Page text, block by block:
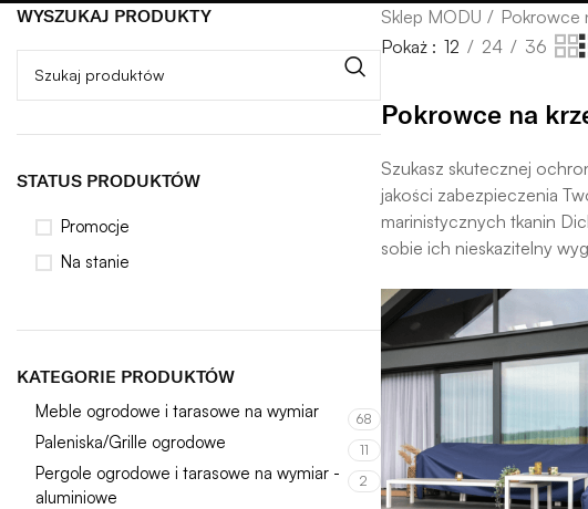
WYSZUKAJ PRODUKTY
STATUS PRODUKTÓW
Promocje
Na stanie
KATEGORIE PRODUKTÓW
Meble ogrodowe i tarasowe na wymiar 68
Paleniska/Grille ogrodowe 11
Pergole ogrodowe i tarasowe na wymiar -
aluminiowe
2
Pokrowce na
Szukasz skutecznej
jakości zabezpieczenia
marinistycznych tkanin
sobie ich nieskazitelny
Pokrowce
Pokaż
12 24 36